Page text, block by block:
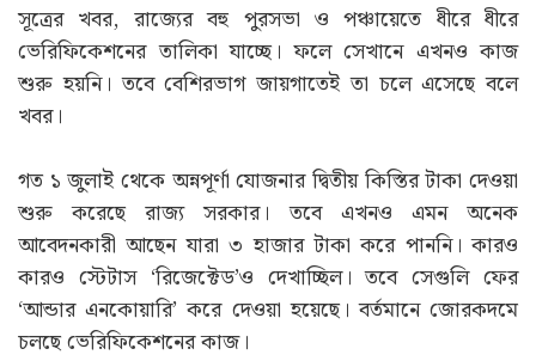
সূত্রের খবর, রাজ্যের বহু পুরসভা ও পঞ্চায়েতে ধীরে ধীরে
ভেরিফিকেশনের তালিকা যাচ্ছে। ফলে সেখানে এখনও কাজ
শুরু হয়নি। তবে বেশিরভাগ জায়গাতেই তা চলে এসেছে বলে
খবর।
গত ১ জুলাই থেকে অন্নপূর্ণা যোজনার দ্বিতীয় কিস্তির টাকা দেওয়া
শুরু করেছে রাজ্য সরকার। তবে এখনও এমন অনেক
আবেদনকারী আছেন যারা ৩ হাজার টাকা করে পাননি। কারও
কারও স্টেটাস ‘রিজেক্টেড’ও দেখাচ্ছিল। তবে সেগুলি ফের
‘আন্ডার এনকোয়ারি’ করে দেওয়া হয়েছে। বর্তমানে জোরকদমে
চলছে ভেরিফিকেশনের কাজ।